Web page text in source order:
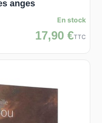
anges
En stock
17,90 €TTC